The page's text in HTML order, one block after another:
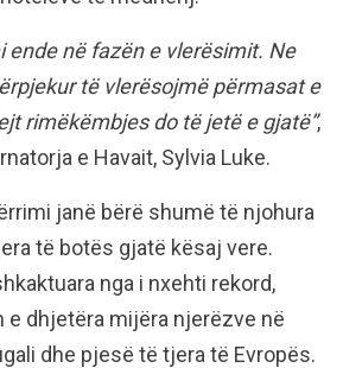
ende në fazën e vlerësimit. Ne
të vlerësojmë përmasat e
rimëkëmbjes do të jetë e gjatë”,
e Havait, Sylvia Luke.
janë bërë shumë të njohura
të botës gjatë kësaj vere.
nga i nxehti rekord,
e dhjetëra mijëra njerëzve në
dhe pjesë të tjera të Evropës.